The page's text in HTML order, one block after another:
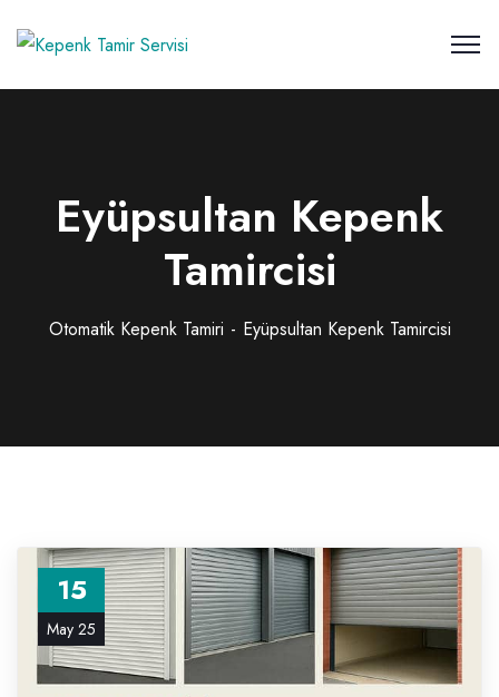
Eyüpsultan Kepenk
Tamircisi
Otomatik Kepenk Tamiri Eyüpsultan Kepenk Tamircisi
15
May 25